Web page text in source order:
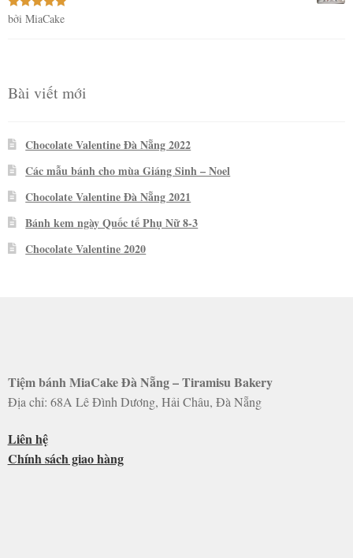
Được xếp
bởi MiaCake
Bài viết mới
Chocolate Valentine Đà Nẵng 2022
Các mẫu bánh cho mùa Giáng Sinh – Noel
Chocolate Valentine Đà Nẵng 2021
Bánh kem ngày Quốc tế Phụ Nữ 8-3
Chocolate Valentine 2020
Tiệm bánh MiaCake Đà Nẵng – Tiramisu Bakery
Địa chỉ: 68A Lê Đình Dương, Hải Châu, Đà Nẵng
Liên hệ
Chính sách giao hàng